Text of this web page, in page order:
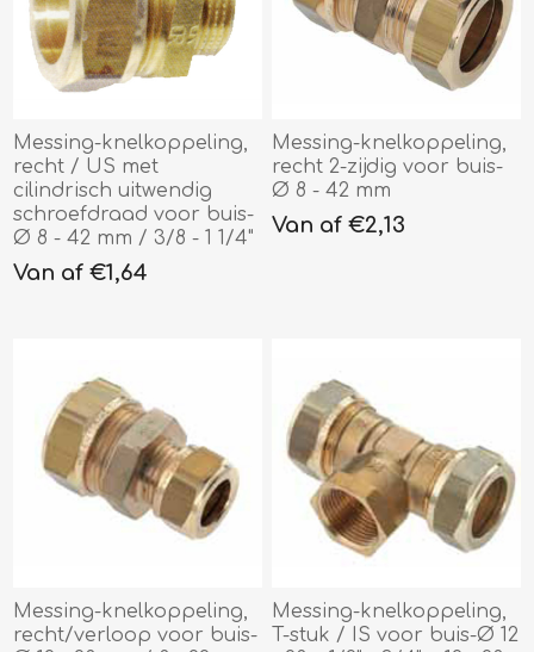
Messing-knelkoppeling,
recht / US met
cilindrisch uitwendig
schroefdraad voor buis-
Ø 8 - 42 mm / 3/8 - 1 1/4"
Van af €1,64
Messing-knelkoppeling,
recht 2-zijdig voor buis-
Ø 8 - 42 mm
Van af €2,13
Messing-knelkoppeling,
recht/verloop voor buis-
Messing-knelkoppeling,
T-stuk / IS voor buis-Ø 12